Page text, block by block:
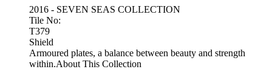
2016 - SEVEN SEAS COLLECTION
Tile No:
T379
Shield
Armoured plates, a balance between beauty and strength
within.About This Collection